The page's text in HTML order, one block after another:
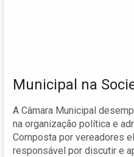
Municipal na
A Câmara Municipal
na organização política e
Composta por vereadores
responsável por discutir e